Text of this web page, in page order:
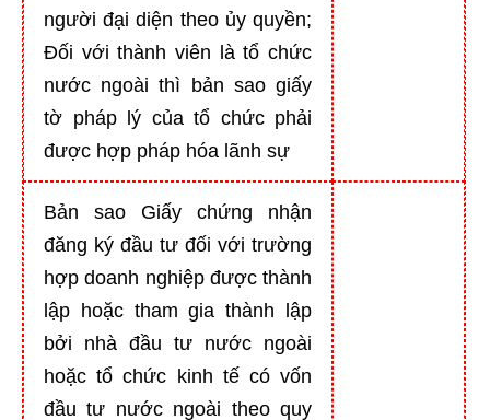
người đại diện theo ủy quyền;
Đối với thành viên là tổ chức
nước ngoài thì bản sao giấy
tờ pháp lý của tổ chức phải
được hợp pháp hóa lãnh sự
Bản sao Giấy chứng nhận
đăng ký đầu tư đối với trường
hợp doanh nghiệp được thành
lập hoặc tham gia thành lập
bởi nhà đầu tư nước ngoài
hoặc tổ chức kinh tế có vốn
đầu tư nước ngoài theo quy